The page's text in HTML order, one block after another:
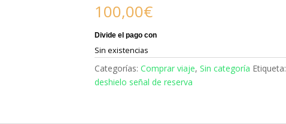
100,00€
Sin existencias
Categorías: Comprar viaje, Sin categoría Etiqueta:
deshielo señal de reserva